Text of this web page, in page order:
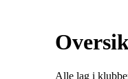
Alle lag i